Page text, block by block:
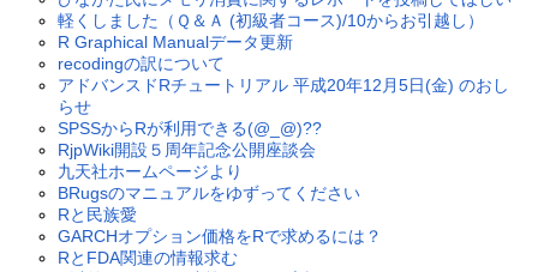
軽くしました（Ｑ＆Ａ (初級者コース)/10からお引越し）
R Graphical Manualデータ更新
recodingの訳について
アドバンスドRチュートリアル 平成20年12月5日(金) のおし
らせ
SPSSからRが利用できる(@_@)??
RjpWiki開設５周年記念公開座談会
九天社ホームページより
BRugsのマニュアルをゆずってください
Rと民族愛
GARCHオプション価格をRで求めるには？
RとFDA関連の情報求む